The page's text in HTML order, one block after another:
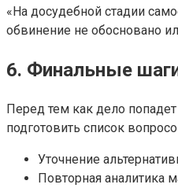
«На досудебной стадии
обвинение не обосновано
6. Финальные
Перед тем как дело
подготовить список
Уточнение
Повторная аналитика